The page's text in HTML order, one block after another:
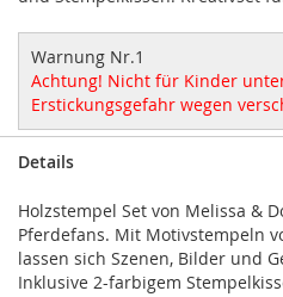
Warnung Nr.1
Achtung! Nicht für Kinder
Erstickungsgefahr wegen
Details
Holzstempel Set von Melissa &
Pferdefans. Mit Motivstempeln
lassen sich Szenen, Bilder und
Inklusive 2-farbigem